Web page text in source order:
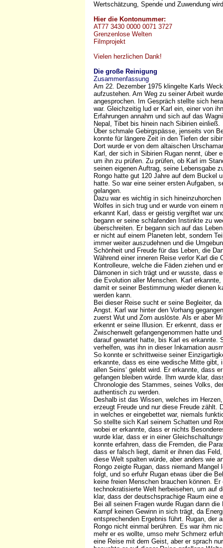
Wertschätzung, Spende und Zuwendung
Hier die Kontonummer:
AT77 3430 0000 0071 3727
Grenzenlose Welten
Filmprojekt
Vielen herzlichen Dank!
Die große Reinigung
Zusammenfassung
Am 22. Dezember 1975 klingelte Karls
aufzustehen. Am Weg zu seiner Arbeit
angesprochen. Im Gespräch stellte sich
war. Gleichzeitig lud er Karl ein, einer von
Erfahrungen annahm und sich auf das
Nepal, Tibet bis hinein nach Sibirien einließ.
Über schmale Gebirgspässe, jenseits von
konnte für längere Zeit in den Tiefen der
Dort wurde er von dem altaischen
Karl, der sich in Sibirien Rugan nennt, über
um ihn zu prüfen. Zu prüfen, ob Karl im
seinen eigenen Auftrag, seine Lebensgabe
Rongo hatte gut 120 Jahre auf dem Buckel
hatte. So war eine seiner ersten Aufgaben,
gelangen.
Dazu war es wichtig in sich
Wolfes in sich trug und er wurde von einem
erkannt Karl, dass er geistig vergiftet war
begann er seine schlafenden Instinkte zu
überschreiten. Er begann sich auf das
er nicht auf einem Planeten lebt, sondern
immer weiter auszudehnen und die
Schönheit und Freude für das Leben, die
Während einer inneren Reise verlor Karl
Kontrolleure, welche die Fäden ziehen und
Dämonen in sich trägt und er wusste, dass
die Evolution aller Menschen. Karl
damit er seiner Bestimmung wieder dienen
werden kann.
Bei dieser Reise sucht er seine Begleiter,
Angst. Karl war hinter den Vorhang
zuerst Wut und Zorn auslöste. Als er aber
erkennt er seine Illusion. Er erkennt, dass
Zwischenwelt gefangengenommen hatte
darauf gewartet hatte, bis Karl es erkannte.
verhelfen, was ihn in dieser Inkarnation
So konnte er schrittweise seiner
erkannte, dass es eine wedische Mitte gibt,
allen Seins‘ gelebt wird. Er erkannte, dass
gefangen bleiben würde. Ihm wurde klar,
Chronologie des Stammes, seines Volks,
authentisch zu werden.
Deshalb ist das Wissen, welches im
erzeugt Freude und nur diese Freude zählt.
in welches er eingebettet war, niemals
So stellte sich Karl seinem Schatten und
wobei er erkannte, dass er nichts
wurde klar, dass er in einer
konnte erfahren, dass die Fremden, die
dass er falsch liegt, damit er ihnen das
diese Welt spalten würde, aber anders wie
Rongo zeigte Rugan, dass niemand Mangel
folgt, und so erfuhr Rugan etwas über die
keine freien Menschen brauchen können.
technokratisierte Welt herbeisehen, um auf
klar, dass der deutschsprachige Raum eine
Bei all seinen Fragen wurde Rugan dann
Kampf keinen Gewinn in sich trägt, da
entsprechenden Ergebnis führt. Rugan, der
Rongo nicht einmal berühren. Es war ihm
mehr er es wollte, umso mehr Schmerz
eine Reise mit dem Geist, aber er sprach